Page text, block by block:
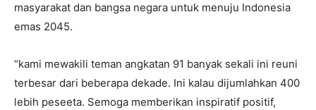
masyarakat dan bangsa negara untuk menuju Indonesia
emas 2045.
“kami mewakili teman angkatan 91 banyak sekali ini reuni
terbesar dari beberapa dekade. Ini kalau dijumlahkan 400
lebih peseeta. Semoga memberikan inspiratif positif,